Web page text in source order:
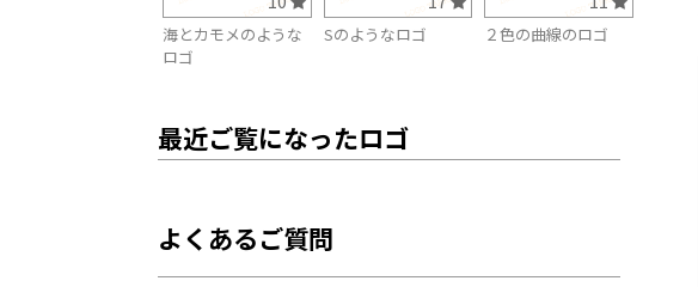
海とカモメのような
ロゴ
Sのようなロゴ ２色の曲線のロゴ
最近ご覧になったロゴ
よくあるご質問